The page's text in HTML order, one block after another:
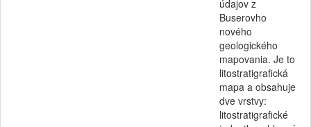
údajov z
Buserovho
nového
geologického
mapovania. Je to
litostratigrafická
mapa a obsahuje
dve vrstvy:
litostratigrafické